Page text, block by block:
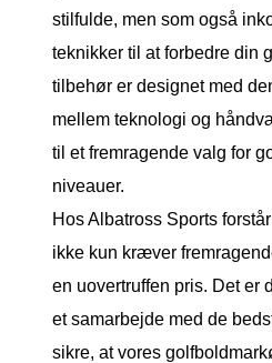
stilfulde, men som også
teknikker til at forbedre din
tilbehør er designet med
mellem teknologi og
til et fremragende valg for
niveauer.
Hos Albatross Sports
ikke kun kræver
en uovertruffen pris. Det er
et samarbejde med de
sikre, at vores